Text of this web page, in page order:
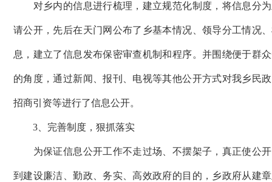
对乡内的信息进行梳理，建立规范化制度，将信息分为
请公开，先后在天门网公布了乡基本情况、领导分工情况
息，建立了信息发布保密审查机制和程序。并围绕便于群
的角度，通过新闻、报刊、电视等其他公开方式对我乡民
招商引资等进行了信息公开。
3、完善制度，狠抓落实
为保证信息公开工作不走过场、不摆架子，真正使公开
到建设廉洁、勤政、务实、高效政府的目的，乡政府从建